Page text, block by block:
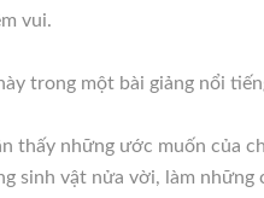
vui.
trong một bài giảng nổi
thấy những ước muốn của
sinh vật nửa vời, làm